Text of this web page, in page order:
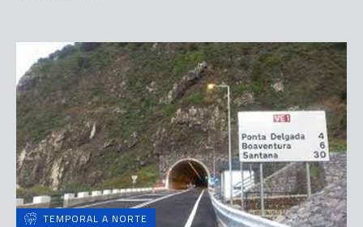
TEMPORAL A NORTE